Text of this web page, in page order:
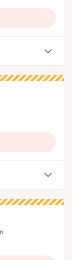
nu, stänger
idag,